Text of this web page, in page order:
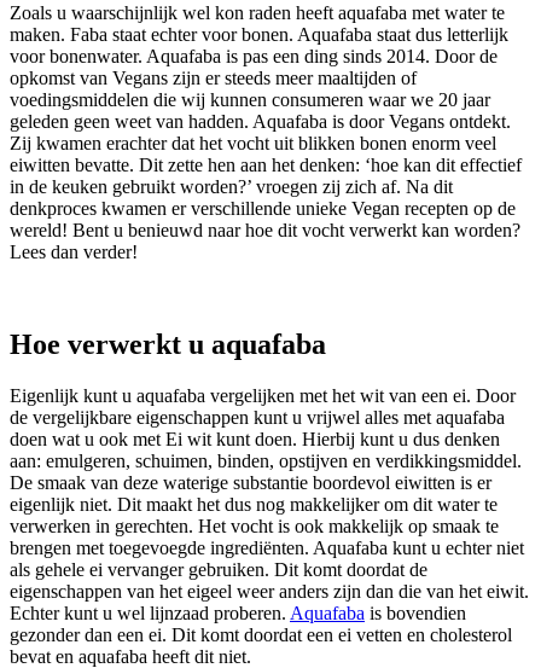
Zoals u waarschijnlijk wel kon raden heeft aquafaba met water te
maken. Faba staat echter voor bonen. Aquafaba staat dus letterlijk
voor bonenwater. Aquafaba is pas een ding sinds 2014. Door de
opkomst van Vegans zijn er steeds meer maaltijden of
voedingsmiddelen die wij kunnen consumeren waar we 20 jaar
geleden geen weet van hadden. Aquafaba is door Vegans ontdekt.
Zij kwamen erachter dat het vocht uit blikken bonen enorm veel
eiwitten bevatte. Dit zette hen aan het denken: ‘hoe kan dit effectief
in de keuken gebruikt worden?’ vroegen zij zich af. Na dit
denkproces kwamen er verschillende unieke Vegan recepten op de
wereld! Bent u benieuwd naar hoe dit vocht verwerkt kan worden?
Lees dan verder!
Hoe verwerkt u aquafaba
Eigenlijk kunt u aquafaba vergelijken met het wit van een ei. Door
de vergelijkbare eigenschappen kunt u vrijwel alles met aquafaba
doen wat u ook met Ei wit kunt doen. Hierbij kunt u dus denken
aan: emulgeren, schuimen, binden, opstijven en verdikkingsmiddel.
De smaak van deze waterige substantie boordevol eiwitten is er
eigenlijk niet. Dit maakt het dus nog makkelijker om dit water te
verwerken in gerechten. Het vocht is ook makkelijk op smaak te
brengen met toegevoegde ingrediënten. Aquafaba kunt u echter niet
als gehele ei vervanger gebruiken. Dit komt doordat de
eigenschappen van het eigeel weer anders zijn dan die van het eiwit.
Echter kunt u wel lijnzaad proberen. Aquafaba is bovendien
gezonder dan een ei. Dit komt doordat een ei vetten en cholesterol
bevat en aquafaba heeft dit niet.